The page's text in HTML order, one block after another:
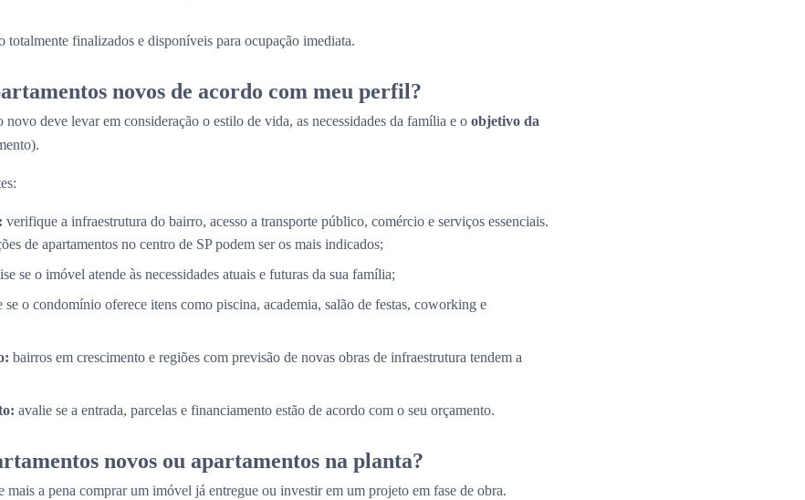
totalmente finalizados e disponíveis para ocupação imediata.
novos de acordo com meu perfil?
novo deve levar em consideração o estilo de vida, as necessidades da família e o objetivo da
verifique a infraestrutura do bairro, acesso a transporte público, comércio e serviços essenciais.
de apartamentos no centro de SP podem ser os mais indicados;
se o imóvel atende às necessidades atuais e futuras da sua família;
se o condomínio oferece itens como piscina, academia, salão de festas, coworking e
bairros em crescimento e regiões com previsão de novas obras de infraestrutura tendem a
avalie se a entrada, parcelas e financiamento estão de acordo com o seu orçamento.
novos ou apartamentos na planta?
mais a pena comprar um imóvel já entregue ou investir em um projeto em fase de obra.